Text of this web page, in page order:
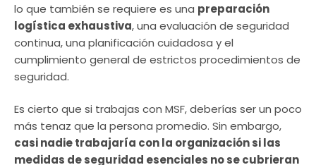
lo que también se requiere es una preparación
logística exhaustiva, una evaluación de seguridad
continua, una planificación cuidadosa y el
cumplimiento general de estrictos procedimientos de
seguridad.
Es cierto que si trabajas con MSF, deberías ser un poco
más tenaz que la persona promedio. Sin embargo,
casi nadie trabajaría con la organización si las
medidas de seguridad esenciales no se cubrieran